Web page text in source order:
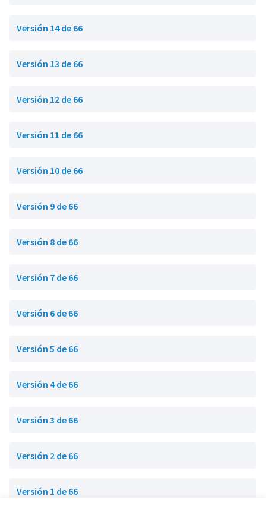
Versión 14 de 66
Versión 13 de 66
Versión 12 de 66
Versión 11 de 66
Versión 10 de 66
Versión 9 de 66
Versión 8 de 66
Versión 7 de 66
Versión 6 de 66
Versión 5 de 66
Versión 4 de 66
Versión 3 de 66
Versión 2 de 66
Versión 1 de 66